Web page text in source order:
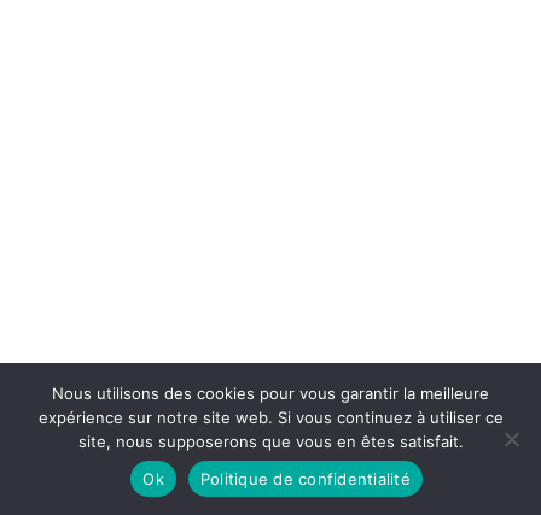
Nous utilisons des cookies pour vous garantir la meilleure
expérience sur notre site web. Si vous continuez à utiliser ce
site, nous supposerons que vous en êtes satisfait.
Ok
Politique de confidentialité